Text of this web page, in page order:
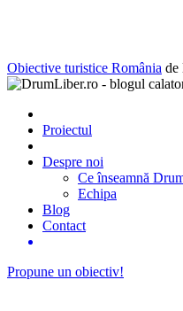
Obiective turistice România de
Proiectul
Despre noi
Ce înseamnă
Echipa
Blog
Contact
Propune un obiectiv!